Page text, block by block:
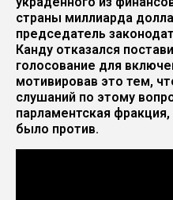
страны миллиарда
председатель
Канду отказался
голосование для
мотивировав это тем,
слушаний по этому
парламентская
было против.